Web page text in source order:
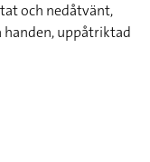
och nedåtvänt,
uppåtriktad